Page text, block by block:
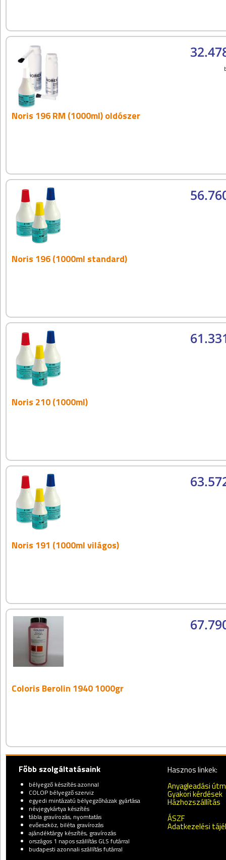
Noris 196 RM (1000ml) oldószer
Noris 196 (1000ml standard)
Noris 210 (1000ml)
Noris 191 (1000ml világos)
Coloris Berolin 1940 1000gr
Főbb szolgáltatásaink
bélyegző készítés azonnal
COLOP bélyegző szerviz
egyedi mintázatú bélyegzőházak gyártása
névjegykártya készítés
tábla gravírozás, nyomtatás
evőeszköz, biléta gravírozás
ajándéktárgy készítés, gravírozás
országos 1 napos szállítás GLS futárral
budapesti azonnali szállítás futárral
Hasznos linkek:
Anyagleadási
Gyakori kérdések
Házhozszállítás
ÁSZF
Adatkezelési